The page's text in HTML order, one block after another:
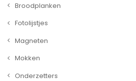
Broodplanken
Fotolijstjes
Magneten
Mokken
Onderzetters